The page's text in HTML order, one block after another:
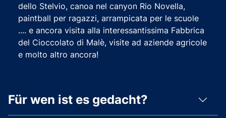
dello Stelvio, canoa nel canyon Rio Novella,
paintball per ragazzi, arrampicata per le scuole
.... e ancora visita alla interessantissima Fabbrica
del Cioccolato di Malè, visite ad aziende agricole
e molto altro ancora!
Für wen ist es gedacht?